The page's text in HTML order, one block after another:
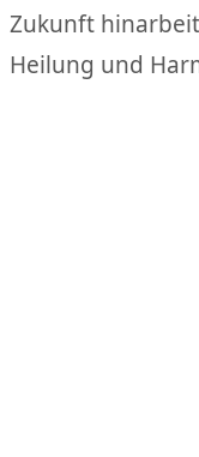
Zukunft
Heilung und